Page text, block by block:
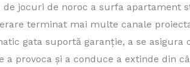
jocuri de noroc a surfa apartament
terminat mai multe canale
gata suportă garanție, a se asigura
provoca și a conduce a extinde din